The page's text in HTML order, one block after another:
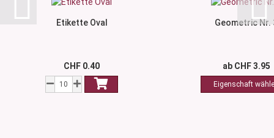
Etikette Oval
CHF 0.40
Geometric Nr.
ab CHF 3.95